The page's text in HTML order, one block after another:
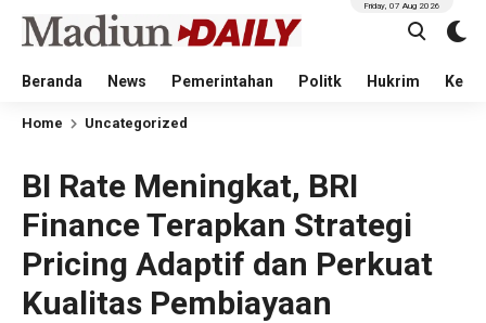
Beranda News Pemerintahan Politk Hukrim
Friday, 07 Aug 2026
Home Uncategorized
BI Rate Meningkat, BRI
Finance Terapkan Strategi
Pricing Adaptif dan Perkuat
Kualitas Pembiayaan